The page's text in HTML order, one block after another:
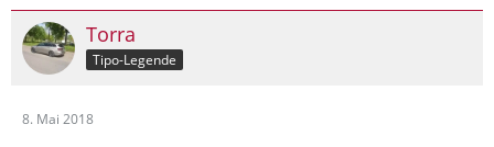
Torra
Tipo-Legende
8. Mai 2018